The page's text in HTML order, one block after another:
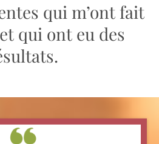
qui m’ont fait
qui ont eu des